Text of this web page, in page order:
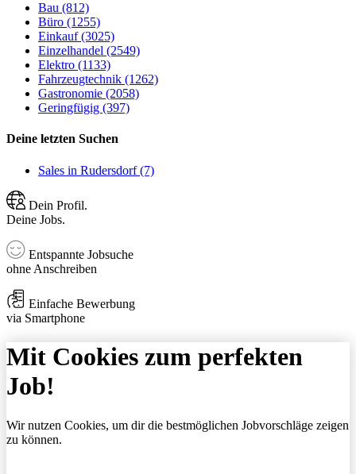
Bau (812)
Büro (1255)
Einkauf (3025)
Einzelhandel (2549)
Elektro (1133)
Fahrzeugtechnik (1262)
Gastronomie (2058)
Geringfügig (397)
Deine letzten Suchen
Sales in Rudersdorf (7)
Dein Profil.
Deine Jobs.
Entspannte Jobsuche
ohne Anschreiben
Einfache Bewerbung
via Smartphone
Mit Cookies zum perfekten
Job!
Wir nutzen Cookies, um dir die bestmöglichen Jobvorschläge zeigen
zu können.